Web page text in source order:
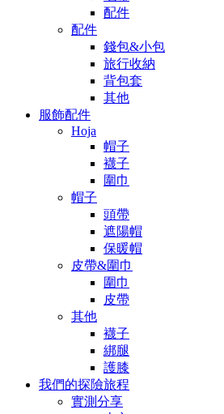
配件
配件
錢包&小包
旅行收納
背包套
其他
服飾配件
Hoja
帽子
襪子
圍巾
帽子
頭帶
遮陽帽
保暖帽
皮帶&圍巾
圍巾
皮帶
其他
襪子
綁腿
護膝
我們的探險旅程
實測分享